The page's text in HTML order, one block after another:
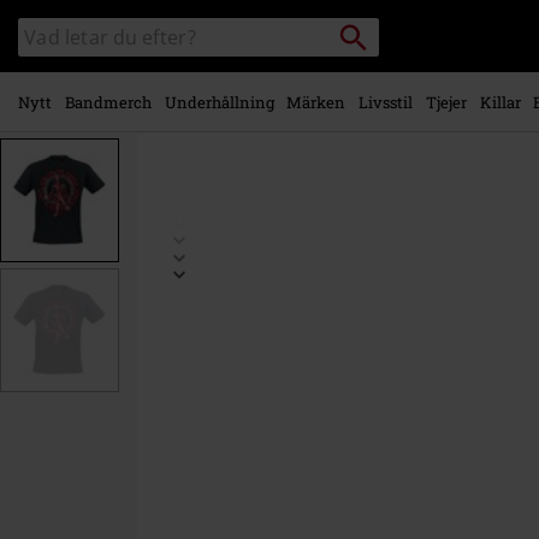
Gå till
huvudinnehåll
Sök
i
katalogen
Sök
Nytt Bandmerch Underhållning Märken Livsstil Tjejer Killar
www.emp-
p/aim-
571585.html